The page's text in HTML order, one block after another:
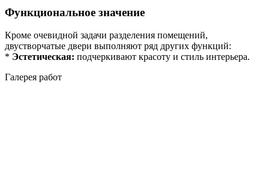
Функциональное значение
Кроме очевидной задачи разделения помещений,
двустворчатые двери выполняют ряд других функций:
* Эстетическая: подчеркивают красоту и стиль интерьера.
Галерея работ